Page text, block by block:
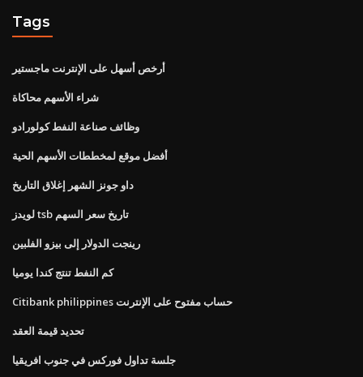
Tags
أرخص أسهل على الإنترنت ماجستير
شراء الأسهم محاكاة
وظائف صناعة النفط كولورادو
أفضل موقع لمخططات الأسهم الحية
داو جونز الشهر إغلاق التاريخ
لويدز tsb تاريخ سعر السهم
رينجت الدولار إلى بيزو الفلبين
كم النفط تنتج كندا يوميا
Citibank philippines حساب مفتوح على الإنترنت
تحديد قيمة العقد
جلسة تداول فوركس في جنوب افريقيا